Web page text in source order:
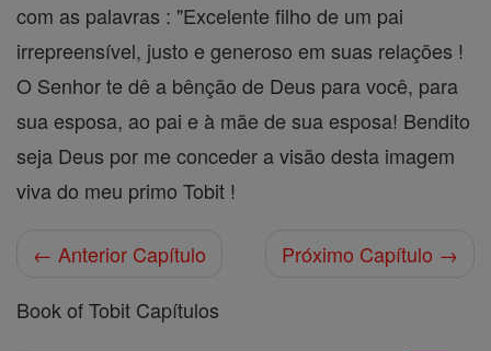
com as palavras : "Excelente filho de um pai
irrepreensível, justo e generoso em suas relações !
O Senhor te dê a bênção de Deus para você, para
sua esposa, ao pai e à mãe de sua esposa! Bendito
seja Deus por me conceder a visão desta imagem
viva do meu primo Tobit !
← Anterior Capítulo
Próximo Capítulo →
Book of Tobit Capítulos